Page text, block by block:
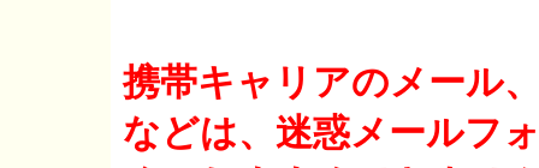
携帯キャリアのメール
などは、迷惑メールフ